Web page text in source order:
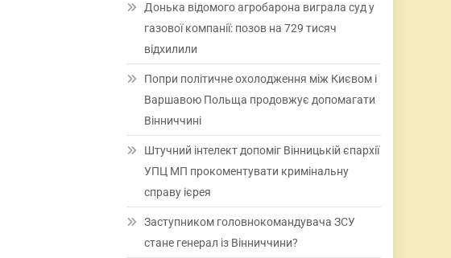
Донька відомого агробарона виграла суд у
газової компанії: позов на 729 тисяч
відхилили
Попри політичне охолодження між Києвом і
Варшавою Польща продовжує допомагати
Вінниччині
Штучний інтелект допоміг Вінницькій єпархії
УПЦ МП прокоментувати кримінальну
справу ієрея
Заступником головнокомандувача ЗСУ
стане генерал із Вінниччини?